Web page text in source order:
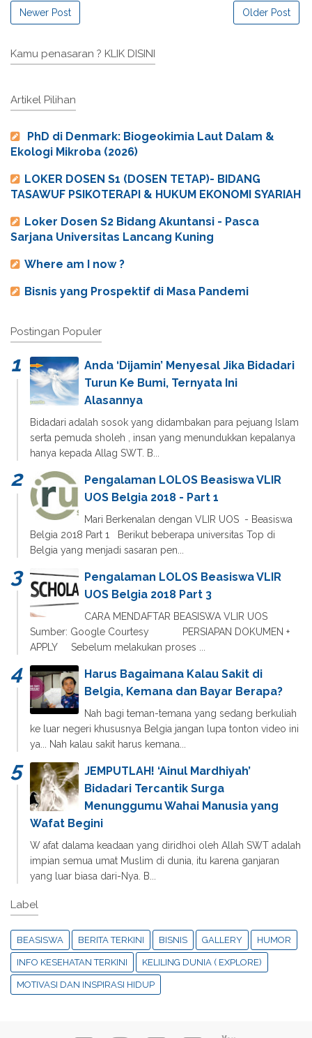
Newer Post Older Post
Kamu penasaran ? KLIK DISINI
Artikel Pilihan
PhD di Denmark: Biogeokimia Laut Dalam &
Ekologi Mikroba (2026)
LOKER DOSEN S1 (DOSEN TETAP)- BIDANG
TASAWUF PSIKOTERAPI & HUKUM EKONOMI SYARIAH
Loker Dosen S2 Bidang Akuntansi - Pasca
Sarjana Universitas Lancang Kuning
Where am I now ?
Bisnis yang Prospektif di Masa Pandemi
Postingan Populer
Anda ‘Dijamin’ Menyesal Jika Bidadari
Turun Ke Bumi, Ternyata Ini
Alasannya
Bidadari adalah sosok yang didambakan para pejuang Islam
serta pemuda sholeh , insan yang menundukkan kepalanya
hanya kepada Allag SWT. B...
Pengalaman LOLOS Beasiswa VLIR
UOS Belgia 2018 - Part 1
Mari Berkenalan dengan VLIR UOS - Beasiswa
Belgia 2018 Part 1 Berikut beberapa universitas Top di
Belgia yang menjadi sasaran pen...
Pengalaman LOLOS Beasiswa VLIR
UOS Belgia 2018 Part 3
CARA MENDAFTAR BEASISWA VLIR UOS
Sumber: Google Courtesy PERSIAPAN DOKUMEN +
APPLY Sebelum melakukan proses ...
Harus Bagaimana Kalau Sakit di
Belgia, Kemana dan Bayar Berapa?
Nah bagi teman-temana yang sedang berkuliah
ke luar negeri khususnya Belgia jangan lupa tonton video ini
ya... Nah kalau sakit harus kemana...
JEMPUTLAH! ‘Ainul Mardhiyah’
Bidadari Tercantik Surga
Menunggumu Wahai Manusia yang
Wafat Begini
W afat dalama keadaan yang diridhoi oleh Allah SWT adalah
impian semua umat Muslim di dunia, itu karena ganjaran
yang luar biasa dari-Nya. B...
Label
BEASISWA BERITA TERKINI BISNIS GALLERY HUMOR
INFO KESEHATAN TERKINI KELILING DUNIA ( EXPLORE)
MOTIVASI DAN INSPIRASI HIDUP